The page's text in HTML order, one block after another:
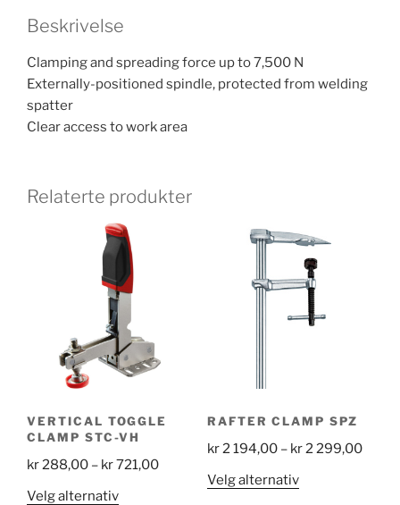
Beskrivelse
Clamping and spreading force up to 7,500 N
Externally-positioned spindle, protected from welding
spatter
Clear access to work area
Relaterte produkter
VERTICAL TOGGLE
CLAMP STC-VH
kr288,00 – kr721,00Price
Velg alternativDette
RAFTER CLAMP SPZ
kr2 194,00 – kr2 299,00Price
Velg alternativDette